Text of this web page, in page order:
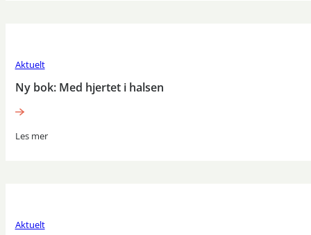
Aktuelt
Ny bok: Med hjertet i halsen
Les mer
Aktuelt